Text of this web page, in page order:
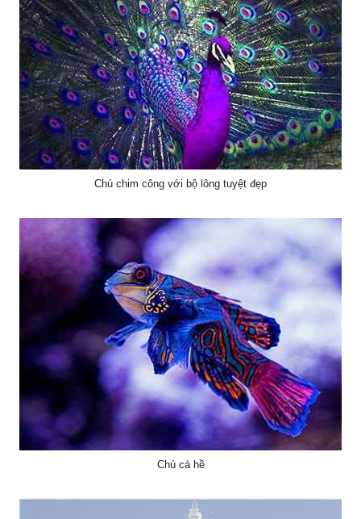
Chú chim công với bộ lông tuyệt đẹp
Chú cá hề